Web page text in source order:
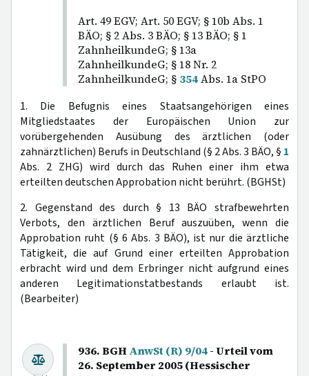
Art. 49 EGV; Art. 50 EGV; § 10b Abs. 1
BÄO; § 2 Abs. 3 BÄO; § 13 BÄO; § 1
ZahnheilkundeG; § 13a
ZahnheilkundeG; § 18 Nr. 2
ZahnheilkundeG; § 354Abs. 1a StPO
1. Die Befugnis eines Staatsangehörigen eines
Mitgliedstaates der Europäischen Union zur
vorübergehenden Ausübung des ärztlichen (oder
zahnärztlichen) Berufs in Deutschland (§ 2 Abs. 3 BÄO, § 1
Abs. 2 ZHG) wird durch das Ruhen einer ihm etwa
erteilten deutschen Approbation nicht berührt. (BGHSt)
2. Gegenstand des durch § 13 BÄO strafbewehrten
Verbots, den ärztlichen Beruf auszuüben, wenn die
Approbation ruht (§ 6 Abs. 3 BÄO), ist nur die ärztliche
Tätigkeit, die auf Grund einer erteilten Approbation
erbracht wird und dem Erbringer nicht aufgrund eines
anderen Legitimationstatbestands erlaubt ist.
(Bearbeiter)
936. BGHAnwSt (R) 9/04- Urteil vom
26. September 2005 (Hessischer